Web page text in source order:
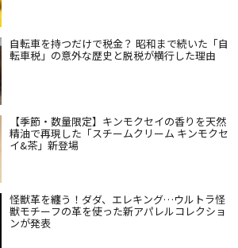
自転車を持つだけで税金？ 昭和まで続いた「自
転車税」の意外な歴史と脱税が横行した理由
【季節・数量限定】キンモクセイの香りを天然
精油で再現した「スチームクリーム キンモクセ
イ&茶」新登場
怪獣革を纏う！ダダ、エレキング…ウルトラ怪
獣モチーフの革を使った新アパレルコレクショ
ンが発表